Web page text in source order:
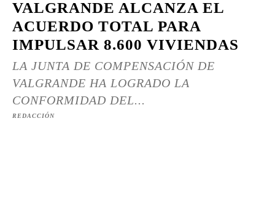
VALGRANDE ALCANZA EL
ACUERDO TOTAL PARA
IMPULSAR 8.600 VIVIENDAS
LA JUNTA DE COMPENSACIÓN DE
VALGRANDE HA LOGRADO LA
CONFORMIDAD DEL...
REDACCIÓN